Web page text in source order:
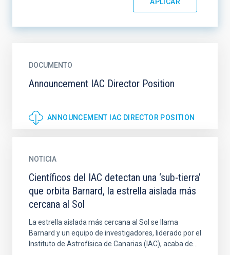
DOCUMENTO
Announcement IAC Director Position
ANNOUNCEMENT IAC DIRECTOR POSITION
NOTICIA
Científicos del IAC detectan una ‘sub-tierra’
que orbita Barnard, la estrella aislada más
cercana al Sol
La estrella aislada más cercana al Sol se llama
Barnard y un equipo de investigadores, liderado por el
Instituto de Astrofísica de Canarias (IAC), acaba de...